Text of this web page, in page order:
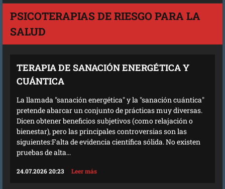
PSICOTERAPIAS DE RIESGO PARA LA
SALUD
TERAPIA DE SANACIÓN ENERGÉTICA Y
CUÁNTICA
La llamada "sanación energética" y la "sanación cuántica"
pretende abarcar un conjunto de prácticas muy diversas.
Dicen obtener beneficios subjetivos (como relajación o
bienestar), pero las principales controversias son las
siguientes:Falta de evidencia científica sólida. No existen
pruebas de alta...
24.07.2026 20:23 Leer más